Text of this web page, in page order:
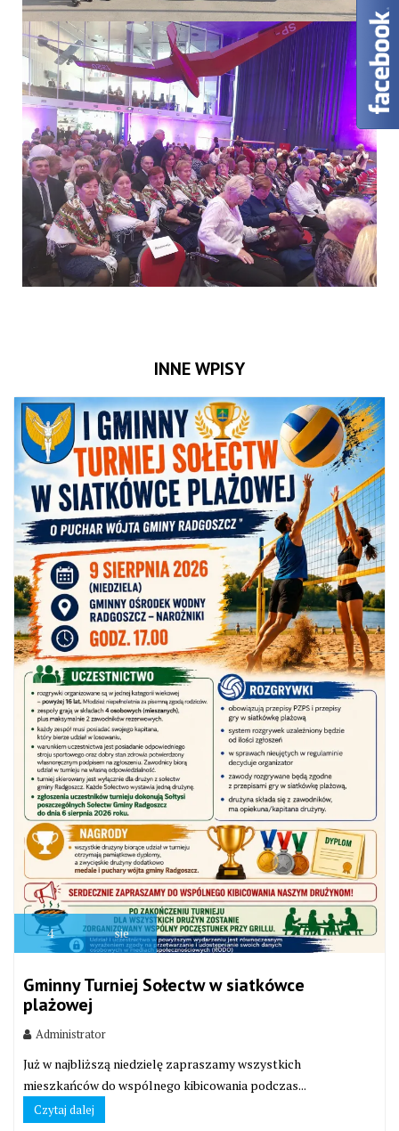
INNE WPISY
4 sie
Gminny Turniej Sołectw w siatkówce
plażowej
Administrator
Już w najbliższą niedzielę zapraszamy wszystkich
mieszkańców do wspólnego kibicowania podczas...
Czytaj dalej